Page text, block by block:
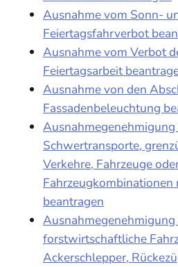
Ausnahme vom Sonn-
Feiertagsfahrverbot
Ausnahme vom Verbot
Feiertagsarbeit
Ausnahme von den
Fassadenbeleuchtung
Schwertransporte,
Verkehre, Fahrzeuge
Fahrzeugkombinationen
beantragen
forstwirtschaftliche
Ackerschlepper,